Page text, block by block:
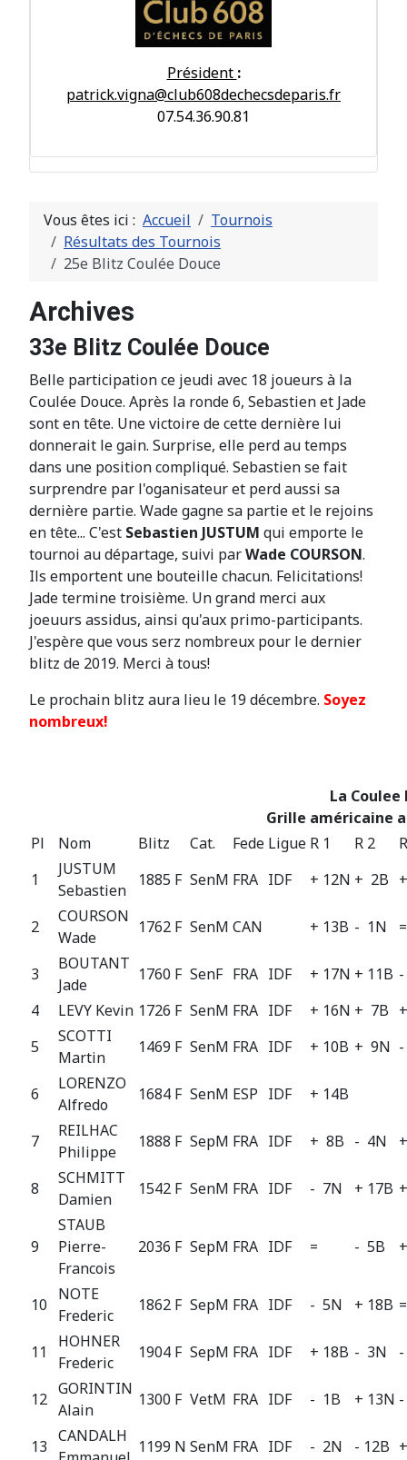
Président :
patrick.vigna@club608dechecsdeparis.fr
07.54.36.90.81
Vous êtes ici : Accueil
Tournois
Résultats des Tournois
25e Blitz Coulée Douce
Archives
33e Blitz Coulée Douce
Belle participation ce jeudi avec 18 joueurs à la
Coulée Douce. Après la ronde 6, Sebastien et Jade
sont en tête. Une victoire de cette dernière lui
donnerait le gain. Surprise, elle perd au temps
dans une position compliqué. Sebastien se fait
surprendre par l'oganisateur et perd aussi sa
dernière partie. Wade gagne sa partie et le rejoins
en tête... C'est Sebastien JUSTUM qui emporte le
tournoi au départage, suivi parWade COURSON.
Ils emportent une bouteille chacun. Felicitations!
Jade termine troisième. Un grand merci aux
joeuurs assidus, ainsi qu'aux primo-participants.
J'espère que vous serz nombreux pour le dernier
blitz de 2019. Merci à tous!
Le prochain blitz aura lieu le 19 décembre. Soyez
nombreux!
La Coulee
Grille américaine
Pl
Nom Blitz Cat. Fede Ligue R 1 R 2
1
JUSTUM
Sebastien
1885 F SenM FRA IDF + 12N + 2B
2
COURSON
Wade
1762 F SenM CAN + 13B - 1N
3
BOUTANT
Jade
1760 F SenF FRA IDF + 17N + 11B
4
LEVY Kevin 1726 F SenM FRA IDF + 16N + 7B
5
SCOTTI
Martin
1469 F SenM FRA IDF + 10B + 9N
6
LORENZO
Alfredo
1684 F SenM ESP IDF + 14B
7
REILHAC
Philippe
1888 F SepM FRA IDF + 8B - 4N
8
SCHMITT
Damien
1542 F SenM FRA IDF - 7N + 17B
9
STAUB
Pierre-
Francois
2036 F SepM FRA IDF = - 5B
10
NOTE
Frederic
1862 F SepM FRA IDF - 5N + 18B
11
HOHNER
Frederic
1904 F SepM FRA IDF + 18B - 3N
12
GORINTIN
Alain
1300 F VetM FRA IDF - 1B + 13N
13
CANDALH
1199 N SenM FRA IDF - 2N - 12B